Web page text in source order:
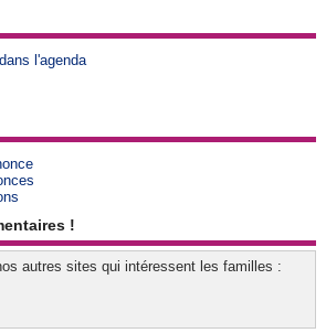
l'agenda
!
autres sites qui intéressent les familles :